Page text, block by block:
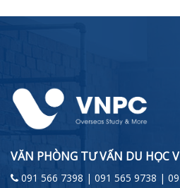
VĂN PHÒNG TƯ VẤN DU HỌC
091 566 7398 | 091 565 9738 |